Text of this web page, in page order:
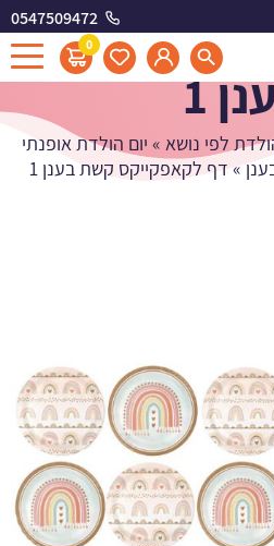
0547509472
0
קשת
1
לפי נושא » יום הולדת אופנתי
» דף לקאפקייקס קשת בענן 1